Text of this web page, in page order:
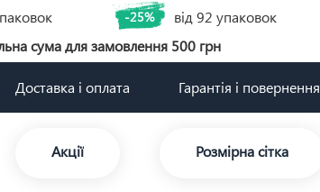
-25% від 92 упаковок
сума для замовлення 500 грн
Доставка і оплата Гарантія і повернення
Акції Розмірна сітка